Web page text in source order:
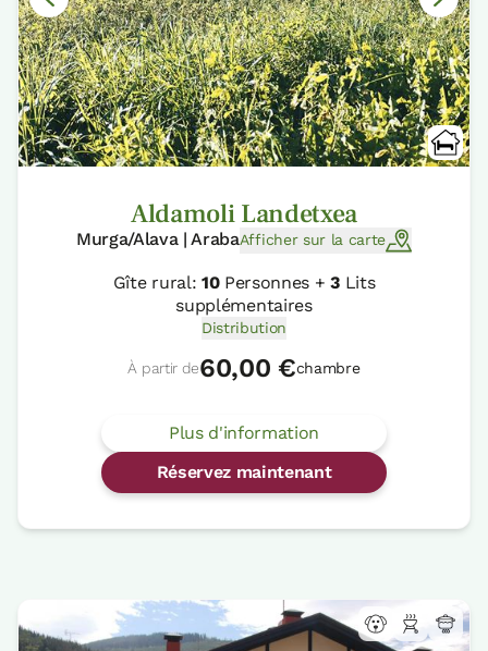
Aldamoli Landetxea
Murga/Alava | ArabaAfficher sur la carte
Gîte rural: 10Personnes +3Lits
supplémentaires
Distribution
À partir de60,00 €chambre
Plus d'information
Réservez maintenant